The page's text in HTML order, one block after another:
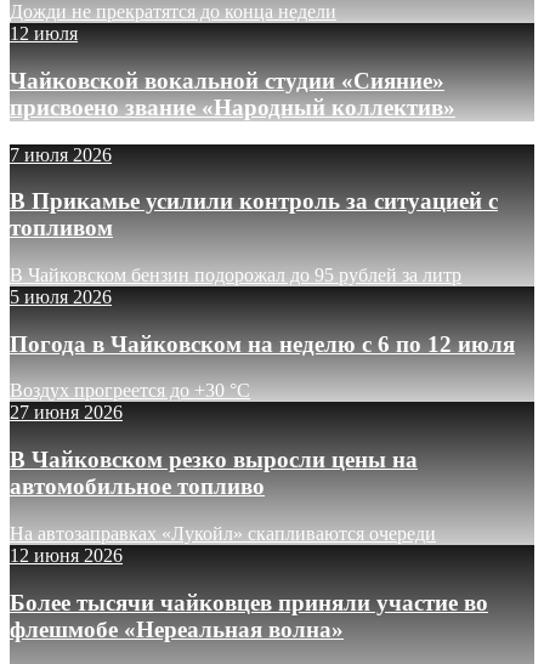
Дожди не прекратятся до конца недели
12 июля
Чайковской вокальной студии «Сияние»
присвоено звание «Народный коллектив»
7 июля 2026
В Прикамье усилили контроль за ситуацией с
топливом
В Чайковском бензин подорожал до 95 рублей за литр
5 июля 2026
Погода в Чайковском на неделю с 6 по 12 июля
Воздух прогреется до +30 °C
27 июня 2026
В Чайковском резко выросли цены на
автомобильное топливо
На автозаправках «Лукойл» скапливаются очереди
12 июня 2026
Более тысячи чайковцев приняли участие во
флешмобе «Нереальная волна»